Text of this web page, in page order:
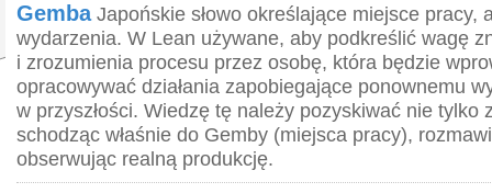
GembaJapońskie słowo określające miejsce pracy,
wydarzenia. W Lean używane, aby podkreślić wagę
i zrozumienia procesu przez osobę, która będzie
opracowywać działania zapobiegające ponownemu
w przyszłości. Wiedzę tę należy pozyskiwać nie tylko
schodząc właśnie do Gemby (miejsca pracy),
obserwując realną produkcję.